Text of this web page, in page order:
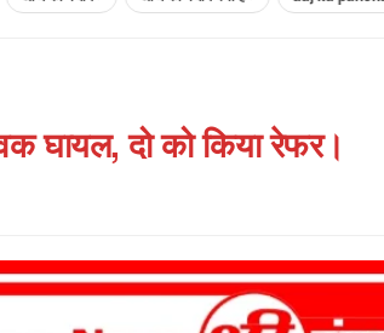
घायल, दो को किया रेफर।